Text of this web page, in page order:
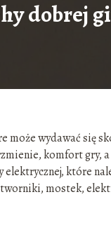
dobrej
wydawać się
komfort gry,
które
mostek,